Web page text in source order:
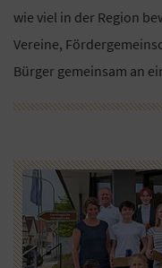
wie viel in der Region
Vereine,
Bürger gemeinsam an